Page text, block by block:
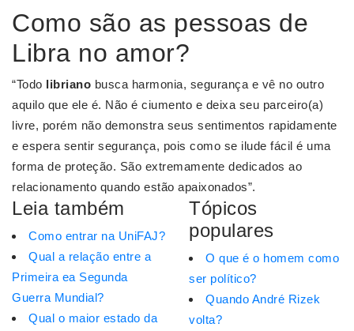
Como são as pessoas de
Libra no amor?
“Todo libriano busca harmonia, segurança e vê no outro
aquilo que ele é. Não é ciumento e deixa seu parceiro(a)
livre, porém não demonstra seus sentimentos rapidamente
e espera sentir segurança, pois como se ilude fácil é uma
forma de proteção. São extremamente dedicados ao
relacionamento quando estão apaixonados”.
Leia também
Como entrar na UniFAJ?
Qual a relação entre a
Primeira ea Segunda
Guerra Mundial?
Qual o maior estado da
Tópicos
populares
O que é o homem como
ser político?
Quando André Rizek
volta?